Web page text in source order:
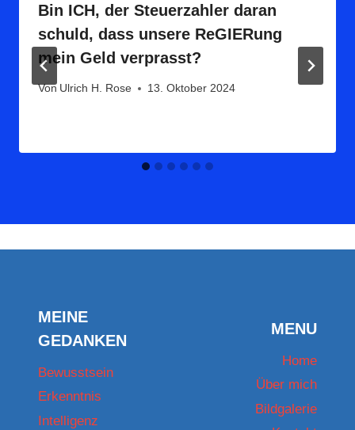
Bin ICH, der Steuerzahler daran
schuld, dass unsere ReGIERung
mein Geld verprasst?
Von Ulrich H. Rose 13. Oktober 2024
MEINE
GEDANKEN
Bewusstsein
Erkenntnis
Intelligenz
MENU
Home
Über mich
Bildgalerie